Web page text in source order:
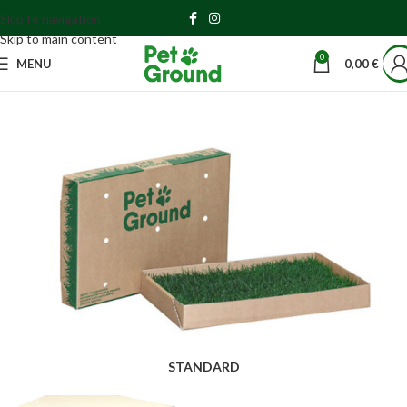
Skip to navigation
Skip to main content
MENU 0 0,00€
STANDARD